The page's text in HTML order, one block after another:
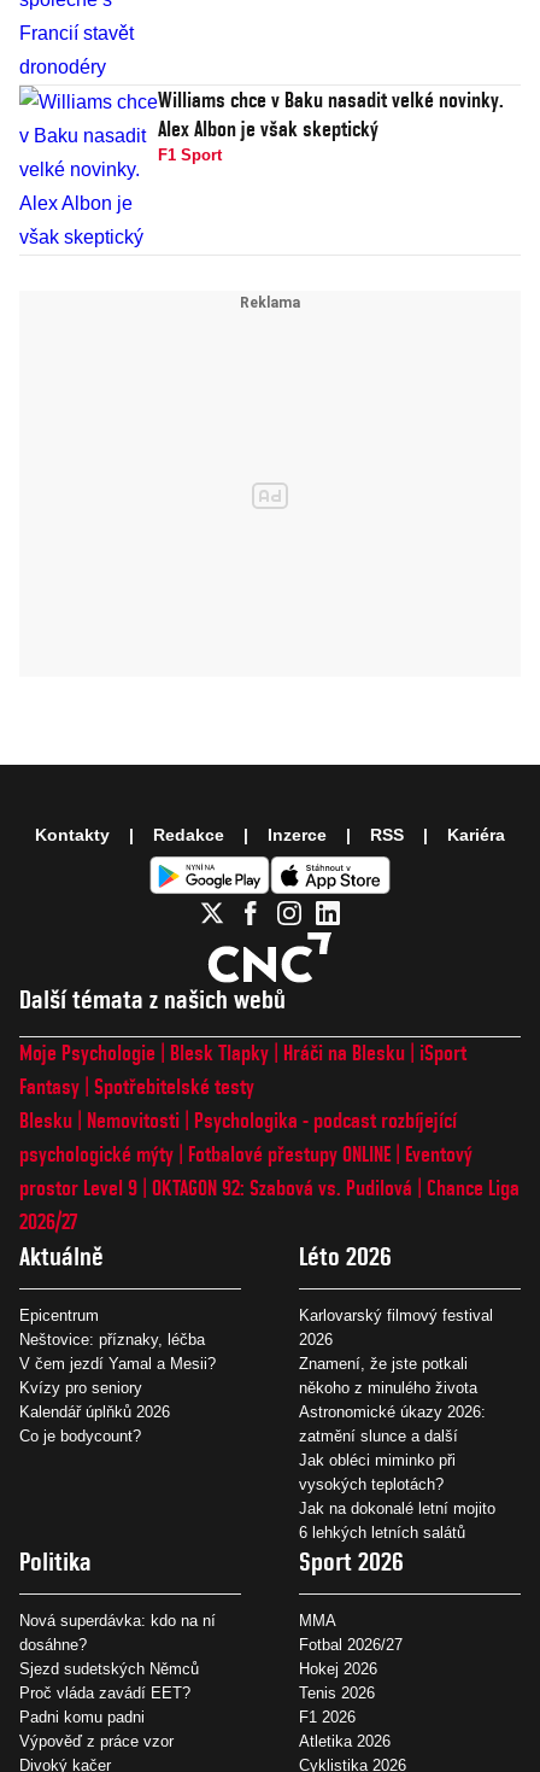
Williams chce v Baku nasadit velké novinky.
Alex Albon je však skeptický
F1 Sport
Další témata z našich webů
Moje Psychologie Blesk Tlapky Hráči na Blesku
iSport
Fantasy Spotřebitelské testy
Blesku
Nemovitosti
Psychologika - podcast rozbíjející
psychologické mýty
Fotbalové přestupy ONLINE
Eventový
prostor Level 9 OKTAGON 92: Szabová vs. Pudilová
Chance Liga
2026/27
Aktuálně
Epicentrum
Neštovice: příznaky, léčba
V čem jezdí Yamal a Mesii?
Kvízy pro seniory
Kalendář úplňků 2026
Co je bodycount?
Léto 2026
Karlovarský filmový festival
2026
Znamení, že jste potkali
někoho z minulého života
Astronomické úkazy 2026:
zatmění slunce a další
Jak obléci miminko při
vysokých teplotách?
Jak na dokonalé letní mojito
6 lehkých letních salátů
Politika
Nová superdávka: kdo na ní
dosáhne?
Sjezd sudetských Němců
Proč vláda zavádí EET?
Padni komu padni
Výpověď z práce vzor
Divoký kačer
Sport 2026
MMA
Fotbal 2026/27
Hokej 2026
Tenis 2026
F1 2026
Atletika 2026
Cyklistika 2026
Kontakty Redakce Inzerce RSS Kariéra